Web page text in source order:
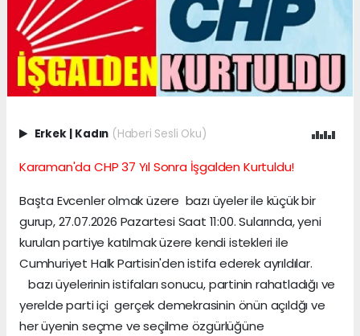
Erkek | Kadın (Haberi Sesli Oku)
Karaman'da CHP 37 Yıl Sonra İşgalden Kurtuldu!
Başta Evcenler olmak üzere bazı üyeler ile küçük bir
gurup, 27.07.2026 Pazartesi Saat 11:00. Sularında, yeni
kurulan partiye katılmak üzere kendi istekleri ile
Cumhuriyet Halk Partisin'den istifa ederek ayrıldılar.
bazı üyelerinin istifaları sonucu, partinin rahatladığı ve
yerelde parti içi gerçek demekrasinin önün açıldğı ve
her üyenin seçme ve seçilme özgürlüğüne